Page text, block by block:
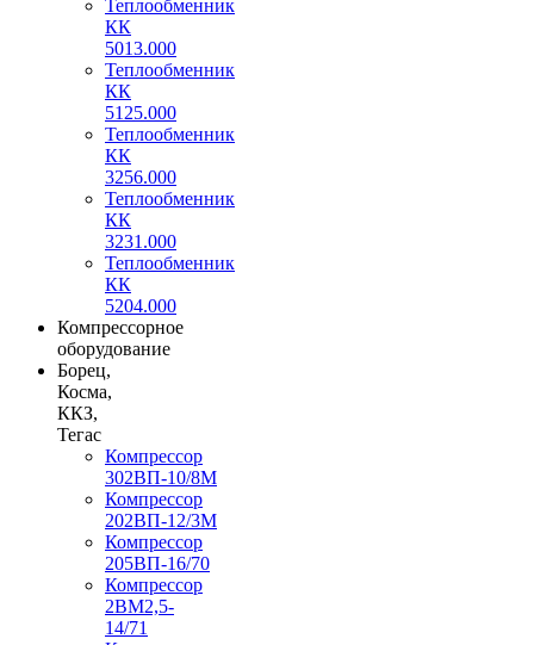
Теплообменник
КК
5013.000
Теплообменник
КК
5125.000
Теплообменник
КК
3256.000
Теплообменник
КК
3231.000
Теплообменник
КК
5204.000
Компрессорное
оборудование
Борец,
Косма,
ККЗ,
Тегас
Компрессор
302ВП-10/8М
Компрессор
202ВП-12/3М
Компрессор
205ВП-16/70
Компрессор
2ВМ2,5-
14/71